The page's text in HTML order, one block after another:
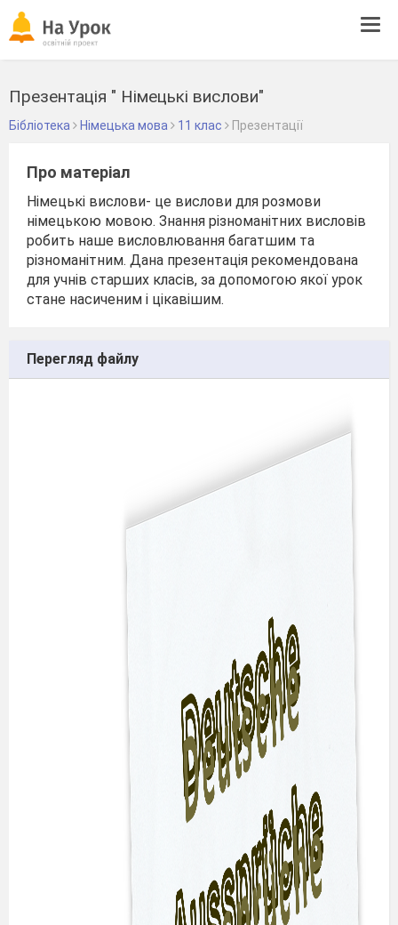
Презентація " Німецькі вислови"
Бібліотека Німецька мова 11 клас Презентації
Про матеріал
Німецькі вислови- це вислови для розмови
німецькою мовою. Знання різноманітних висловів
робить наше висловлювання багатшим та
різноманітним. Дана презентація рекомендована
для учнів старших класів, за допомогою якої урок
стане насиченим і цікавішим.
Перегляд файлу